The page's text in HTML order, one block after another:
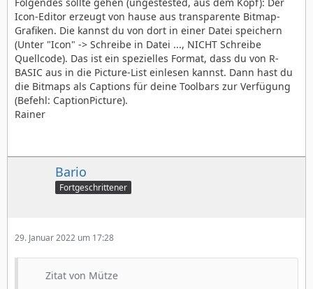
Icon-Editor erzeugt von hause aus transparente Bitmap-
Grafiken. Die kannst du von dort in einer Datei speichern
(Unter "Icon" -> Schreibe in Datei ..., NICHT Schreibe
Quellcode). Das ist ein spezielles Format, dass du von R-
BASIC aus in die Picture-List einlesen kannst. Dann hast du
die Bitmaps als Captions für deine Toolbars zur Verfügung
(Befehl: CaptionPicture).
Rainer
Bario
Fortgeschrittener
29. Januar 2022 um 17:28
Zitat von Mütze